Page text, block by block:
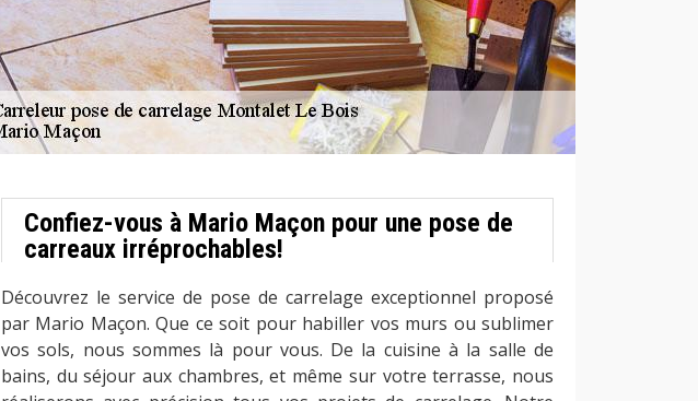
Confiez-vous à Mario Maçon pour une pose de
carreaux irréprochables!
Découvrez le service de pose de carrelage exceptionnel proposé
par Mario Maçon. Que ce soit pour habiller vos murs ou sublimer
vos sols, nous sommes là pour vous. De la cuisine à la salle de
bains, du séjour aux chambres, et même sur votre terrasse, nous